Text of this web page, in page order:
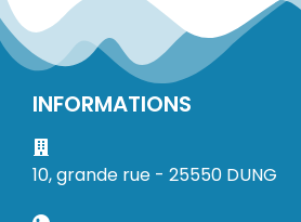
INFORMATIONS
10, grande rue - 25550 DUNG